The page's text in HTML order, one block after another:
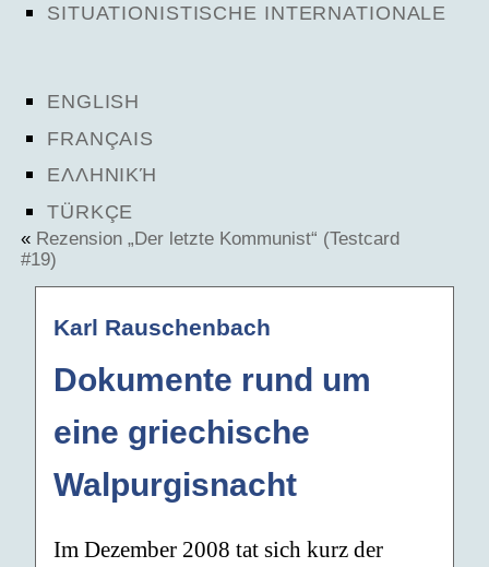
SITUATIONISTISCHE INTERNATIONALE
ENGLISH
FRANÇAIS
ΕΛΛΗΝΙΚΉ
TÜRKÇE
« Rezension „Der letzte Kommunist“ (Testcard
#19)
Karl Rauschenbach
Dokumente rund um
eine griechische
Walpurgisnacht
Im Dezember 2008 tat sich kurz der